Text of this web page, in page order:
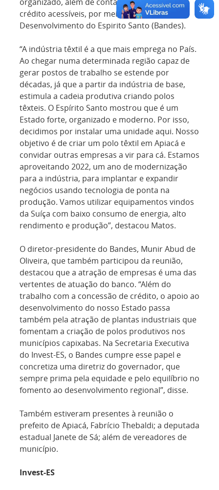
crédito acessíveis, por meio do Banco de
Desenvolvimento do Espirito Santo (Bandes).
“A indústria têxtil é a que mais emprega no País.
Ao chegar numa determinada região capaz de
gerar postos de trabalho se estende por
décadas, já que a partir da indústria de base,
estimula a cadeia produtiva criando polos
têxteis. O Espírito Santo mostrou que é um
Estado forte, organizado e moderno. Por isso,
decidimos por instalar uma unidade aqui. Nosso
objetivo é de criar um polo têxtil em Apiacá e
convidar outras empresas a vir para cá. Estamos
aproveitando 2022, um ano de modernização
para a indústria, para implantar e expandir
negócios usando tecnologia de ponta na
produção. Vamos utilizar equipamentos vindos
da Suíça com baixo consumo de energia, alto
rendimento e produção”, destacou Matos.
O diretor-presidente do Bandes, Munir Abud de
Oliveira, que também participou da reunião,
destacou que a atração de empresas é uma das
vertentes de atuação do banco. “Além do
trabalho com a concessão de crédito, o apoio ao
desenvolvimento do nosso Estado passa
também pela atração de plantas industriais que
fomentam a criação de polos produtivos nos
municípios capixabas. Na Secretaria Executiva
do Invest-ES, o Bandes cumpre esse papel e
concretiza uma diretriz do governador, que
sempre prima pela equidade e pelo equilíbrio no
fomento ao desenvolvimento regional”, disse.
Também estiveram presentes à reunião o
prefeito de Apiacá, Fabrício Thebaldi; a deputada
estadual Janete de Sá; além de vereadores de
município.
Invest-ES